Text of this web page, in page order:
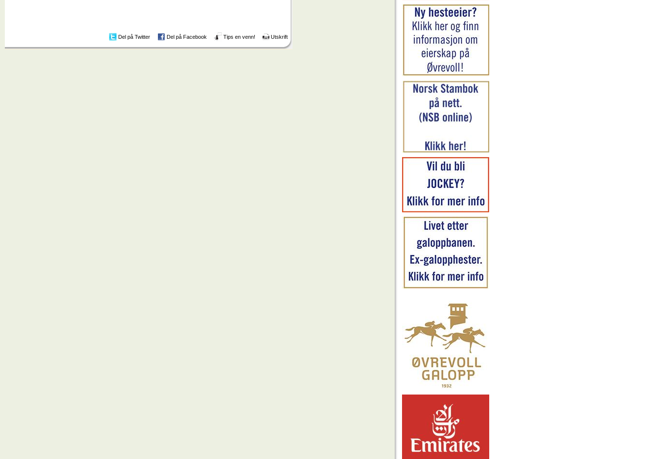
Del på Twitter Del på Facebook Tips en venn! Utskrift